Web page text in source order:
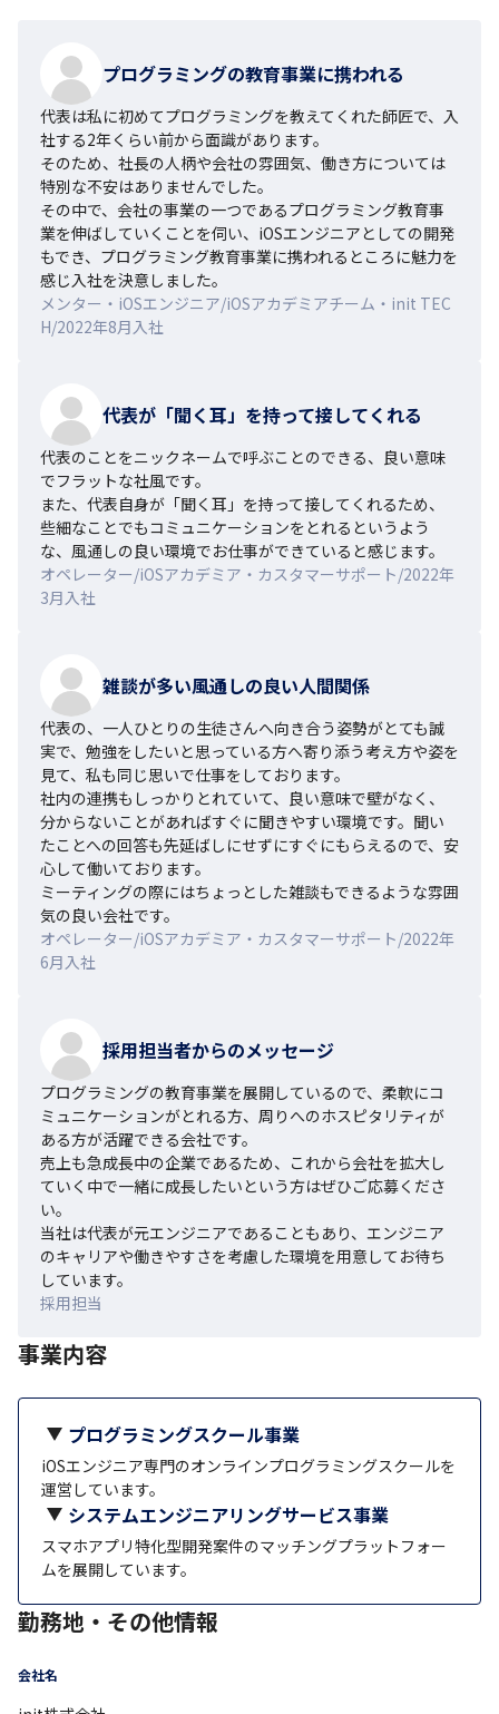
プログラミングの教育事業に携われる
代表は私に初めてプログラミングを教えてくれた師匠で、入
社する2年くらい前から面識があります。
そのため、社長の人柄や会社の雰囲気、働き方については
特別な不安はありませんでした。
その中で、会社の事業の一つであるプログラミング教育事
業を伸ばしていくことを伺い、iOSエンジニアとしての開発
もでき、プログラミング教育事業に携われるところに魅力を
感じ入社を決意しました。
メンター・iOSエンジニア/iOSアカデミアチーム・init TEC
H/2022年8月入社
代表が「聞く耳」を持って接してくれる
代表のことをニックネームで呼ぶことのできる、良い意味
でフラットな社風です。
また、代表自身が「聞く耳」を持って接してくれるため、
些細なことでもコミュニケーションをとれるというよう
な、風通しの良い環境でお仕事ができていると感じます。
オペレーター/iOSアカデミア・カスタマーサポート/2022年
3月入社
雑談が多い風通しの良い人間関係
代表の、一人ひとりの生徒さんへ向き合う姿勢がとても誠
実で、勉強をしたいと思っている方へ寄り添う考え方や姿を
見て、私も同じ思いで仕事をしております。
社内の連携もしっかりとれていて、良い意味で壁がなく、
分からないことがあればすぐに聞きやすい環境です。聞い
たことへの回答も先延ばしにせずにすぐにもらえるので、安
心して働いております。
ミーティングの際にはちょっとした雑談もできるような雰囲
気の良い会社です。
オペレーター/iOSアカデミア・カスタマーサポート/2022年
6月入社
採用担当者からのメッセージ
プログラミングの教育事業を展開しているので、柔軟にコ
ミュニケーションがとれる方、周りへのホスピタリティが
ある方が活躍できる会社です。
売上も急成長中の企業であるため、これから会社を拡大し
ていく中で一緒に成長したいという方はぜひご応募くださ
い。
当社は代表が元エンジニアであることもあり、エンジニア
のキャリアや働きやすさを考慮した環境を用意してお待ち
しています。
採用担当
事業内容
プログラミングスクール事業
iOSエンジニア専門のオンラインプログラミングスクールを
運営しています。
システムエンジニアリングサービス事業
スマホアプリ特化型開発案件のマッチングプラットフォー
ムを展開しています。
勤務地・その他情報
会社名